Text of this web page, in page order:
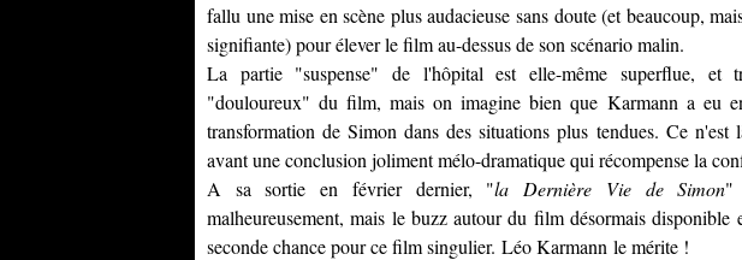
fallu une mise en scène plus audacieuse sans doute (et beaucoup,
signifiante) pour élever le film au-dessus de son scénario malin.
La partie "suspense" de l'hôpital est elle-même superflue, et
"douloureux" du film, mais on imagine bien que Karmann a eu
transformation de Simon dans des situations plus tendues. Ce n'est
avant une conclusion joliment mélo-dramatique qui récompense la
A sa sortie en février dernier, "la Dernière Vie de Simon"
malheureusement, mais le buzz autour du film désormais
seconde chance pour ce film singulier. Léo Karmann le mérite !